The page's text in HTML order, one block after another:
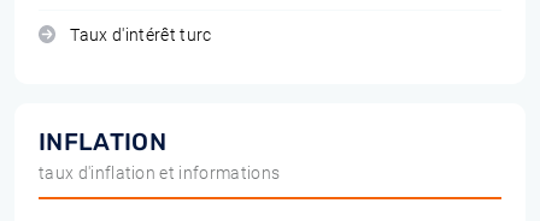
Taux d'intérêt turc
INFLATION
taux d'inflation et informations